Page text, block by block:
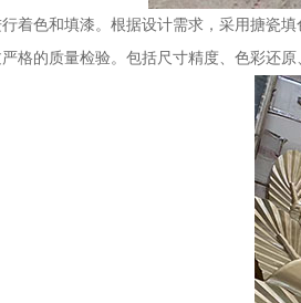
着色和填漆。根据设计需求，采用搪瓷
格的质量检验。包括尺寸精度、色彩还